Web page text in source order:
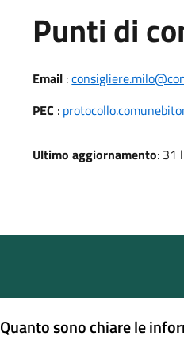
Punti di
Email :
PEC :
Ultimo aggiornamento: 31
Quanto sono chiare le